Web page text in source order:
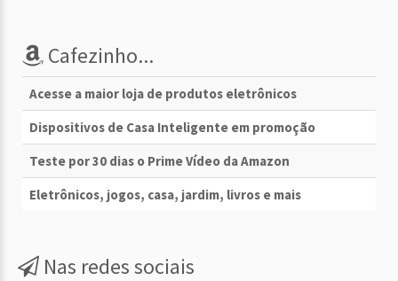
Cafezinho...
Acesse a maior loja de produtos eletrônicos
Dispositivos de Casa Inteligente em promoção
Teste por 30 dias o Prime Vídeo da Amazon
Eletrônicos, jogos, casa, jardim, livros e mais
Nas redes sociais